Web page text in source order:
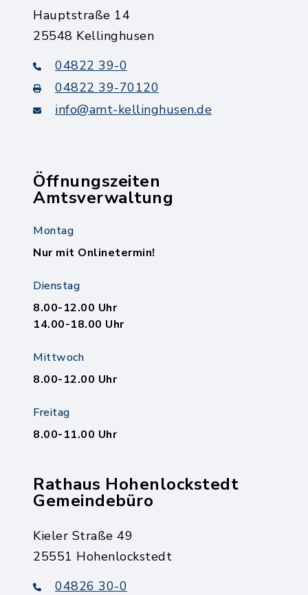
Hauptstraße 14
25548 Kellinghusen
04822 39-0
04822 39-70120
info@amt-kellinghusen.de
Öffnungszeiten
Amtsverwaltung
Montag
Nur mit Onlinetermin!
Dienstag
8.00-12.00 Uhr
14.00-18.00 Uhr
Mittwoch
8.00-12.00 Uhr
Freitag
8.00-11.00 Uhr
Rathaus Hohenlockstedt
Gemeindebüro
Kieler Straße 49
25551 Hohenlockstedt
04826 30-0